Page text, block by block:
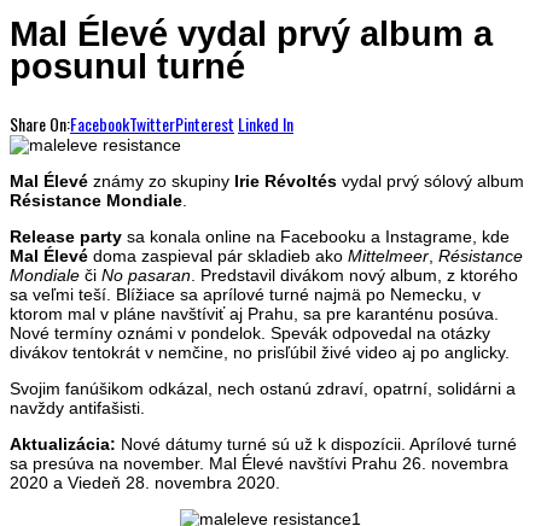
Mal Élevé vydal prvý album a
posunul turné
Share On:FacebookTwitterPinterest Linked In
Mal Élevé známy zo skupiny Irie Révoltés vydal prvý sólový album
Résistance Mondiale
Release party sa konala online na Facebooku a Instagrame, kde
Mal Élevé doma zaspieval pár skladieb ako Mittelmeer Résistance
Mondiale či No pasaran . Predstavil divákom nový album, z ktorého
sa veľmi teší. Blížiace sa aprílové turné najmä po Nemecku, v
ktorom mal v pláne navštíviť aj Prahu, sa pre karanténu posúva.
Nové termíny oznámi v pondelok. Spevák odpovedal na otázky
divákov tentokrát v nemčine, no prisľúbil živé video aj po anglicky.
Svojim fanúšikom odkázal, nech ostanú zdraví, opatrní, solidárni a
navždy antifašisti.
Aktualizácia: Nové dátumy turné sú už k dispozícii. Aprílové turné
sa presúva na november. Mal Élevé navštívi Prahu 26. novembra
2020 a Viedeň 28. novembra 2020.